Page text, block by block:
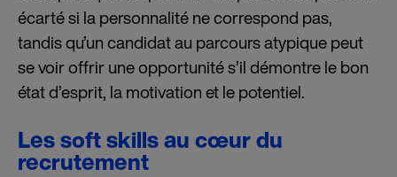
écarté si la personnalité ne correspond pas,
tandis qu’un candidat au parcours atypique peut
se voir offrir une opportunité s’il démontre le bon
état d’esprit, la motivation et le potentiel.
Les soft skills au cœur du
recrutement